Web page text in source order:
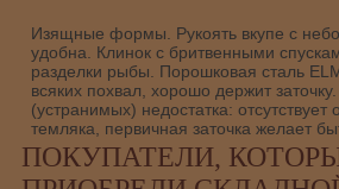
Изящные формы. Рукоять вкупе с
удобна. Клинок с бритвенными
разделки рыбы. Порошковая сталь
всяких похвал, хорошо держит
(устранимых) недостатка: отсутствует
темляка, первичная заточка желает
ПОКУПАТЕЛИ,